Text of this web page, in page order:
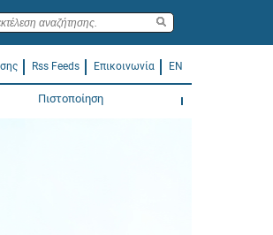
Rss Feeds Επικοινωνία EN
Πιστοποίηση